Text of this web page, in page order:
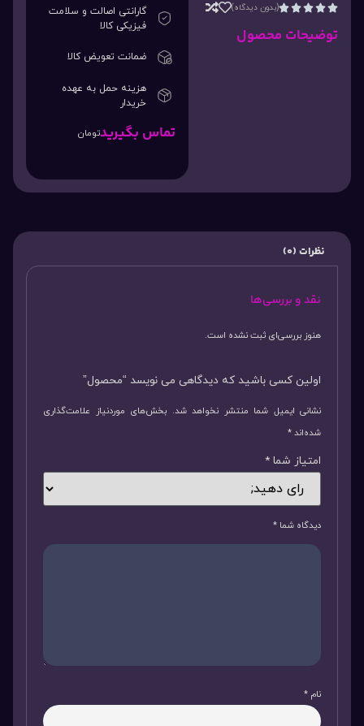




(بدون دیدگاه)
توضیحات محصول
گارانتی اصالت و سلامت
فیزیکی کالا
ضمانت تعویض کالا
هزینه حمل به عهده
خریدار
تماس بگیریدتومان
نظرات (0)
نقد و بررسی‌ها
هنوز بررسی‌ای ثبت نشده است.
اولین کسی باشید که دیدگاهی می نویسد “محصول”
نشانی ایمیل شما منتشر نخواهد شد. بخش‌های موردنیاز علامت‌گذاری
شده‌اند*
امتیاز شما *
دیدگاه شما *
نام *